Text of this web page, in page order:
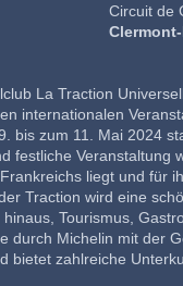
Circuit de
La Traction
internationalen
bis zum 11. Mai 2024
festliche Veranstaltung
liegt und für
Traction wird eine
Tourismus,
durch Michelin mit der
bietet zahlreiche